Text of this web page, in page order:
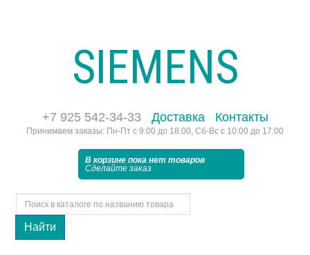
SIEMENS
+7 925 542-34-33 Доставка Контакты
Принимаем заказы: Пн-Пт с 9:00 до 18:00, Сб-Вс с 10:00 до 17:00
В корзине пока нет товаров
Сделайте заказ
Найти